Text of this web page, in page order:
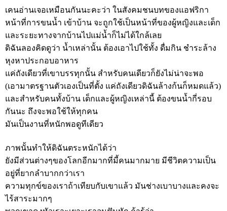
เคนอ่านเจอเหมือนกันนะคะว่า ในสังคมชนบทของแอฟริกา
หน้าที่การขนน้ำ เข้าบ้าน จะถูกใช้เป็นหน้าที่ของผู้หญิงและเด็ก
และระยะทางจากบ้านไปแม่น้ำก็ไม่ได้ใกล้เลย
ดิฉันลองคิดดูว่า น้ำเหล่านั้น ต้องเอาไปใช้ทั้ง ดื่มกิน ชำระล้าง
หุงหาประกอบอาหาร
แค่ถังเดียวที่เขาบรรทุกนั้น สำหรับคนเดียวก็ยังไม่น่าจะพอ
(เอามาตรฐานตัวเองเป็นที่ตั้ง แค่ถังเดียวดิฉันล้างก้นก็หมดแล้ว)
และสำหรับคนทั้งบ้าน เด็กและผู้หญิงเหล่านี้ ต้องขนน้ำกี่รอบ
กันนะ ถึงจะพอใช้ให้ทุกคน
มันเป็นงานที่หนักพอดูทีเดียว
ภาพนั้นทำให้ดิฉันตระหนักได้ว่า
ยังมีส่วนต่างๆของโลกอีกมากที่มี้คนมากมาย มีชีวิตความเป็น
อยู่ที่ยากลำบากกว่าเรา
ความทุกข์ของเราถ้าเทียบกับเขาแล้ว มันช่างเบาบางและคงจะ
ไร้สาระมากๆ